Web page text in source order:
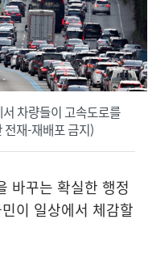
차량들이 고속도로를
재-재배포 금지)
바꾸는 확실한 행정
이 일상에서 체감할